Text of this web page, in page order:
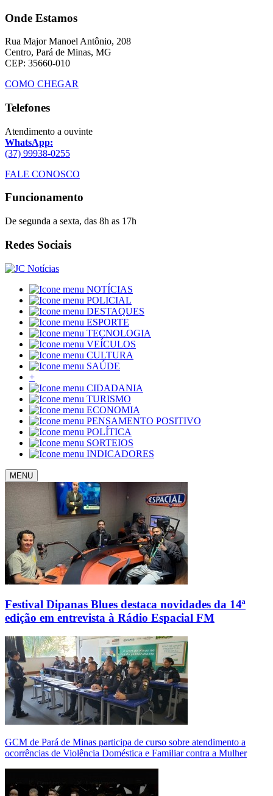
Onde Estamos
Rua Major Manoel Antônio, 208
Centro, Pará de Minas, MG
CEP: 35660-010
COMO CHEGAR
Telefones
Atendimento a ouvinte
WhatsApp:
(37) 99938-0255
FALE CONOSCO
Funcionamento
De segunda a sexta, das 8h as 17h
Redes Sociais
NOTÍCIAS
POLICIAL
DESTAQUES
ESPORTE
TECNOLOGIA
VEÍCULOS
CULTURA
SAÚDE
+
CIDADANIA
TURISMO
ECONOMIA
PENSAMENTO POSITIVO
POLÍTICA
SORTEIOS
INDICADORES
MENU
Festival Dipanas Blues destaca novidades da 14ª
edição em entrevista à Rádio Espacial FM
GCM de Pará de Minas participa de curso sobre atendimento a
ocorrências de Violência Doméstica e Familiar contra a Mulher